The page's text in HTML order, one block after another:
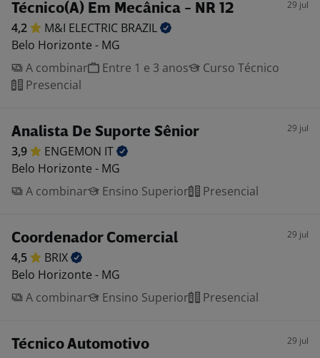
Técnico(A) Em Mecânica - NR 12 29 jul
4,2 M&I ELECTRIC BRAZIL
Belo Horizonte - MG
A combinar
Entre 1 e 3 anos
Curso Técnico
Presencial
Analista De Suporte Sênior 29 jul
3,9 ENGEMON IT
Belo Horizonte - MG
A combinar
Ensino Superior Presencial
Coordenador Comercial 29 jul
4,5
BRIX
Belo Horizonte - MG
A combinar
Ensino Superior Presencial
Técnico Automotivo 29 jul